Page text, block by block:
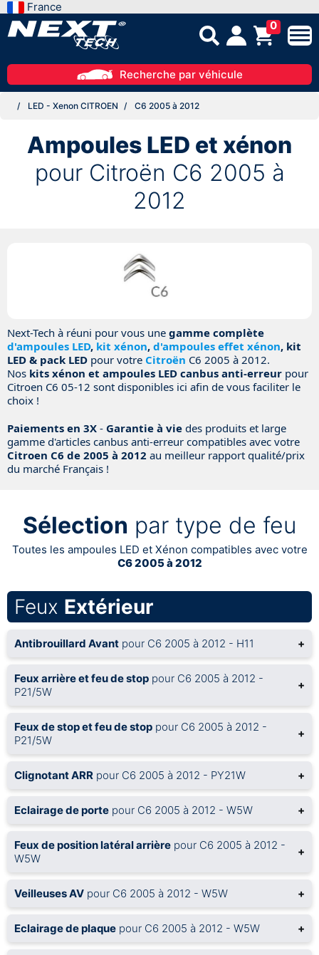
France
0
Recherche par véhicule
LED - Xenon CITROEN C6 2005 à 2012
Ampoules LED et xénon
pour Citroën C6 2005 à
2012
Next-Tech à réuni pour vous une gamme complète
d'ampoules LED, kit xénon, d'ampoules effet xénon, kit
LED & pack LED pour votre Citroën C6 2005 à 2012.
Nos kits xénon et ampoules LED canbus anti-erreur pour
Citroen C6 05-12 sont disponibles ici afin de vous faciliter le
choix !
Paiements en 3X - Garantie à vie des produits et large
gamme d'articles canbus anti-erreur compatibles avec votre
Citroen C6 de 2005 à 2012 au meilleur rapport qualité/prix
du marché Français !
Sélection par type de feu
Toutes les ampoules LED et Xénon compatibles avec votre
C6 2005 à 2012
Feux Extérieur
Antibrouillard Avant pour C6 2005 à 2012 - H11 +
Feux arrière et feu de stop pour C6 2005 à 2012 -
P21/5W
+
Feux de stop et feu de stop pour C6 2005 à 2012 -
P21/5W
+
Clignotant ARR pour C6 2005 à 2012 - PY21W +
Eclairage de porte pour C6 2005 à 2012 - W5W +
Feux de position latéral arrière pour C6 2005 à 2012 -
W5W
+
Veilleuses AV pour C6 2005 à 2012 - W5W +
Eclairage de plaque pour C6 2005 à 2012 - W5W +